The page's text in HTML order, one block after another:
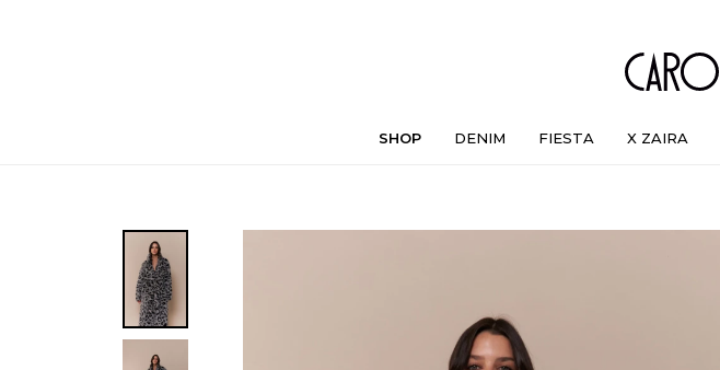
SHOP DENIM FIESTA X ZAIRA